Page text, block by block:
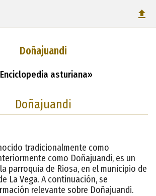
Doñajuandi
asturiana»
Doñajuandi
tradicionalmente como
como Doñajuandi, es un
parroquia de Riosa, en el municipio de
La Vega. A continuación, se
relevante sobre Doñajuandi.